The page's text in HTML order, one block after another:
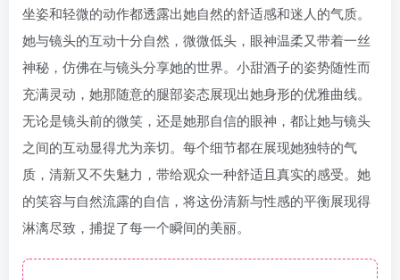
坐姿和轻微的动作都透露出她自然的舒适感和迷人的气质。
她与镜头的互动十分自然，微微低头，眼神温柔又带着一丝
神秘，仿佛在与镜头分享她的世界。小甜酒子的姿势随性而
充满灵动，她那随意的腿部姿态展现出她身形的优雅曲线。
无论是镜头前的微笑，还是她那自信的眼神，都让她与镜头
之间的互动显得尤为亲切。每个细节都在展现她独特的气
质，清新又不失魅力，带给观众一种舒适且真实的感受。她
的笑容与自然流露的自信，将这份清新与性感的平衡展现得
淋漓尽致，捕捉了每一个瞬间的美丽。